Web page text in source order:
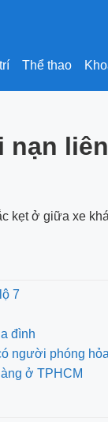
Thể thao
kẹt ở giữa xe
7
đình
người phóng hỏa
ở TPHCM